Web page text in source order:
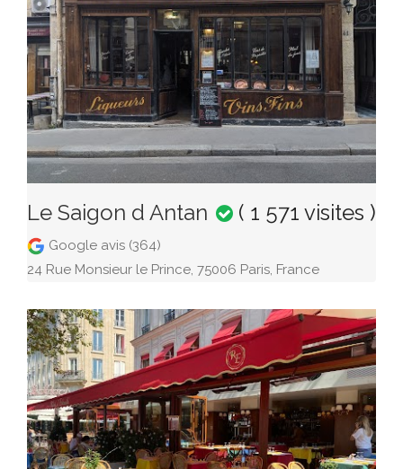
Le Saigon d Antan ( 1 571 visites )
Google avis (364)
24 Rue Monsieur le Prince, 75006 Paris, France